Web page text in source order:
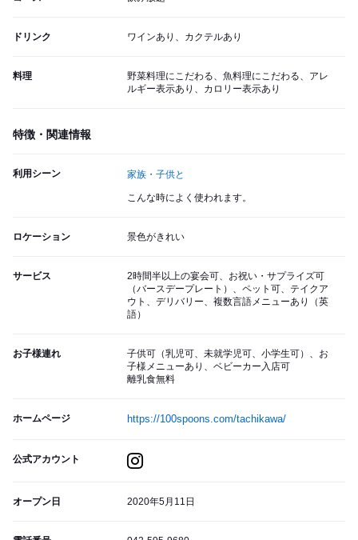
ドリンク ワインあり、カクテルあり
料理
野菜料理にこだわる、魚料理にこだわる、アレ
ルギー表示あり、カロリー表示あり
特徴・関連情報
利用シーン 家族・子供と
こんな時によく使われます。
ロケーション 景色がきれい
サービス
2時間半以上の宴会可、お祝い・サプライズ可
（バースデープレート）、ペット可、テイクア
ウト、デリバリー、複数言語メニューあり（英
語）
お子様連れ
子供可（乳児可、未就学児可、小学生可）、お
子様メニューあり、ベビーカー入店可
離乳食無料
ホームページ https://100spoons.com/tachikawa/
公式アカウント
オープン日 2020年5月11日